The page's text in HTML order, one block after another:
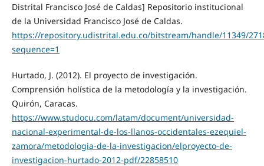
Distrital Francisco José de Caldas] Repositorio institucional
de la Universidad Francisco José de Caldas.
https://repository.udistrital.edu.co/bitstream/handle/11349/
sequence=1
Hurtado, J. (2012). El proyecto de investigación.
Comprensión holística de la metodología y la investigación.
Quirón, Caracas.
https://www.studocu.com/latam/document/universidad-
nacional-experimental-de-los-llanos-occidentales-ezequiel-
zamora/metodologia-de-la-investigacion/elproyecto-de-
investigacion-hurtado-2012-pdf/22858510